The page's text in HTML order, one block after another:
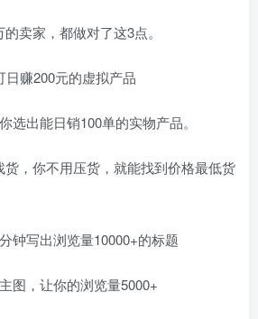
卖家，都做对了这3点。
赚200元的虚拟产品
选出能日销100单的实物产品。
，你不用压货，就能找到价格最低货
钟写出浏览量10000+的标题
图，让你的浏览量5000+